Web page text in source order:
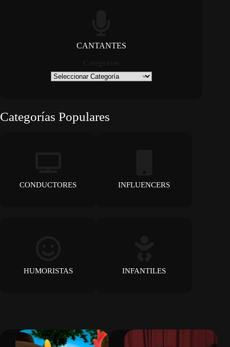
CANTANTES
Categorías Populares
CONDUCTORES INFLUENCERS
HUMORISTAS INFANTILES